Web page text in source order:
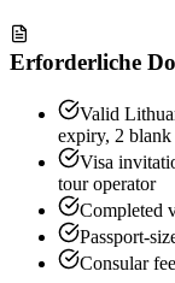
Erforderliche
Valid
expiry, 2 blank
Visa
tour operator
Completed
Passport-
Consular